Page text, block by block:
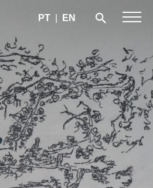
PT EN